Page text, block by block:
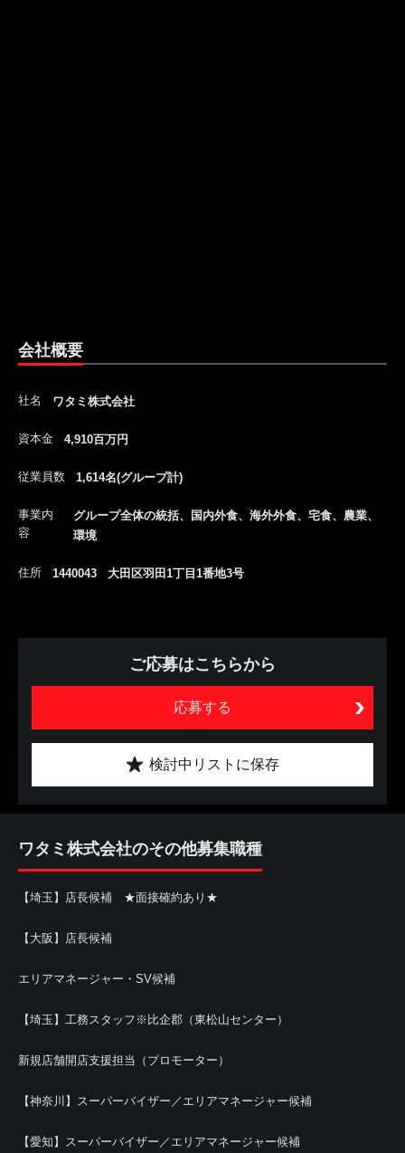
会社概要
社名 ワタミ株式会社
資本金 4,910百万円
従業員数 1,614名(グループ計)
事業内
容
グループ全体の統括、国内外食、海外外食、宅食、農業、
環境
住所 1440043 大田区羽田1丁目1番地3号
ご応募はこちらから
応募する
検討中リストに保存
ワタミ株式会社のその他募集職種
【埼玉】店長候補 ★面接確約あり★
【大阪】店長候補
エリアマネージャー・SV候補
【埼玉】工務スタッフ※比企郡（東松山センター）
新規店舗開店支援担当（プロモーター）
【神奈川】スーパーバイザー／エリアマネージャー候補
【愛知】スーパーバイザー／エリアマネージャー候補